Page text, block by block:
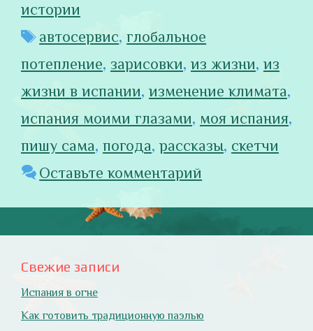
истории
Метки
автосервис,глобальное
потепление, зарисовки, из жизни, из
жизни в испании, изменение климата,
испания моими глазами, моя испания,
пишу сама, погода, рассказы, скетчи
Оставьте комментарий
Свежие записи
Испания в огне
Как готовить традиционную паэлью